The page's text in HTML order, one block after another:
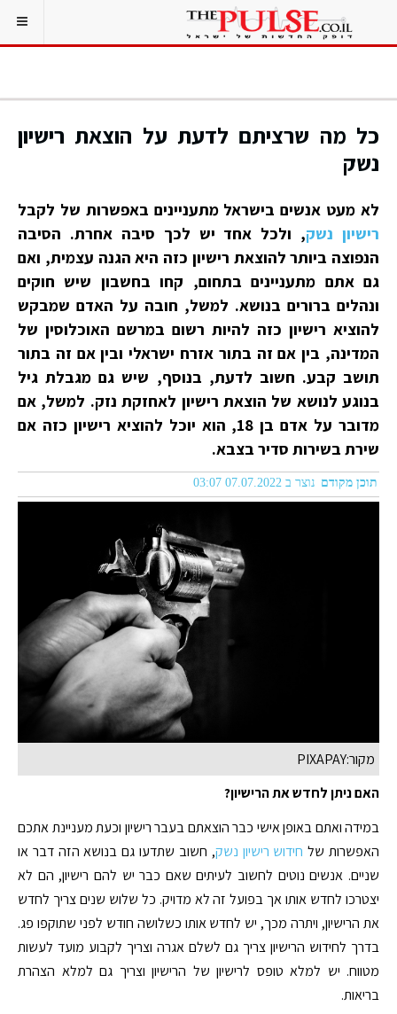
כל מה שרציתם לדעת על הוצאת רישיון
נשק
לא מעט אנשים בישראל מתעניינים באפשרות של לקבל
רישיון נשק, ולכל אחד יש לכך סיבה אחרת. הסיבה
הנפוצה ביותר להוצאת רישיון כזה היא הגנה עצמית, ואם
גם אתם מתעניינים בתחום, קחו בחשבון שיש חוקים
ונהלים ברורים בנושא. למשל, חובה על האדם שמבקש
להוציא רישיון כזה להיות רשום במרשם האוכלוסין של
המדינה, בין אם זה בתור אזרח ישראלי ובין אם זה בתור
תושב קבע. חשוב לדעת, בנוסף, שיש גם מגבלת גיל
בנוגע לנושא של הוצאת רישיון לאחזקת נזק. למשל, אם
מדובר על אדם בן 18, הוא יוכל להוציא רישיון כזה אם
שירת בשירות סדיר בצבא.
תוכן מקודם נוצר ב 07.07.2022 03:07
מקור:PIXAPAY
האם ניתן לחדש את הרישיון?
במידה ואתם באופן אישי כבר הוצאתם בעבר רישיון וכעת מעניינת אתכם
האפשרות של חידוש רישיון נשק, חשוב שתדעו גם בנושא הזה דבר או
שניים. אנשים נוטים לחשוב לעיתים שאם כבר יש להם רישיון, הם לא
יצטרכו לחדש אותו אך בפועל זה לא מדויק. כל שלוש שנים צריך לחדש
את הרישיון, ויתרה מכך, יש לחדש אותו כשלושה חודש לפני שתוקפו פג.
בדרך לחידוש הרישיון צריך גם לשלם אגרה וצריך לקבוע מועד לעשות
מטווח. יש למלא טופס לרישיון של הרישיון וצריך גם למלא הצהרת
בריאות.